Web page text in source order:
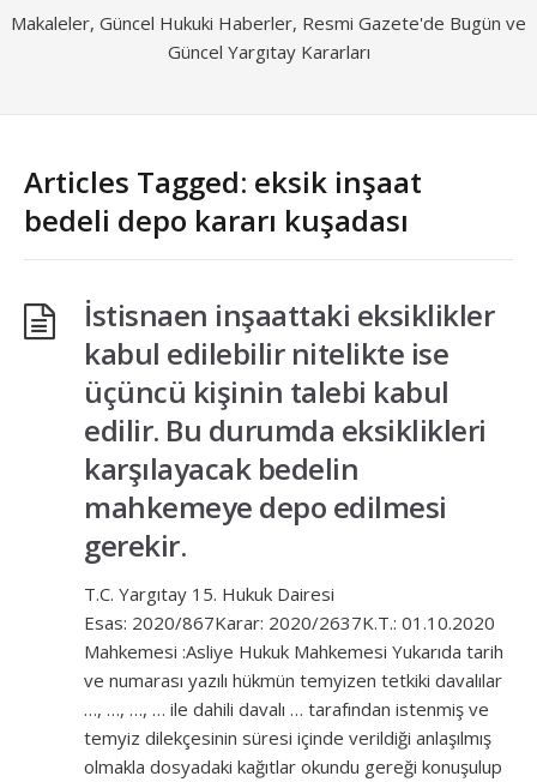
Makaleler, Güncel Hukuki Haberler, Resmi Gazete'de Bugün ve
Güncel Yargıtay Kararları
Articles Tagged: eksik inşaat
bedeli depo kararı kuşadası
İstisnaen inşaattaki eksiklikler
kabul edilebilir nitelikte ise
üçüncü kişinin talebi kabul
edilir. Bu durumda eksiklikleri
karşılayacak bedelin
mahkemeye depo edilmesi
gerekir.
T.C. Yargıtay 15. Hukuk Dairesi
Esas: 2020/867Karar: 2020/2637K.T.: 01.10.2020
Mahkemesi :Asliye Hukuk Mahkemesi Yukarıda tarih
ve numarası yazılı hükmün temyizen tetkiki davalılar
…, …, …, … ile dahili davalı … tarafından istenmiş ve
temyiz dilekçesinin süresi içinde verildiği anlaşılmış
olmakla dosyadaki kağıtlar okundu gereği konuşulup